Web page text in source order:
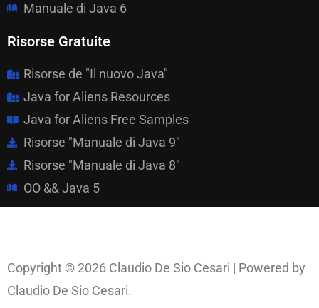
Manuale di Java 6
Risorse Gratuite
Risorse de "Il nuovo Java"
Java for Aliens Resources
Java for Aliens Free Samples
Risorse "Manuale di Java 9"
Risorse "Manuale di Java 8"
OO && Java 5
Copyright © 2026 Claudio De Sio Cesari | Powered by
Claudio De Sio Cesari.